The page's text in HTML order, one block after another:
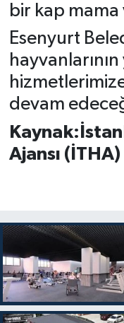
bir kap mama
Esenyurt
devam
Ajansı (İTHA)